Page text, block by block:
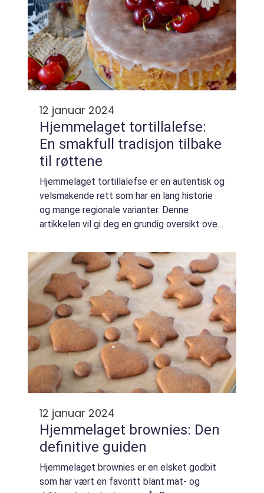
12 januar 2024
Hjemmelaget tortillalefse:
En smakfull tradisjon tilbake
til røttene
Hjemmelaget tortillalefse er en autentisk og
velsmakende rett som har en lang historie
og mange regionale varianter. Denne
artikkelen vil gi deg en grundig oversikt over
de ulike typene som finnes, diskute...
12 januar 2024
Hjemmelaget brownies: Den
definitive guiden
Hjemmelaget brownies er en elsket godbit
som har vært en favoritt blant mat- og